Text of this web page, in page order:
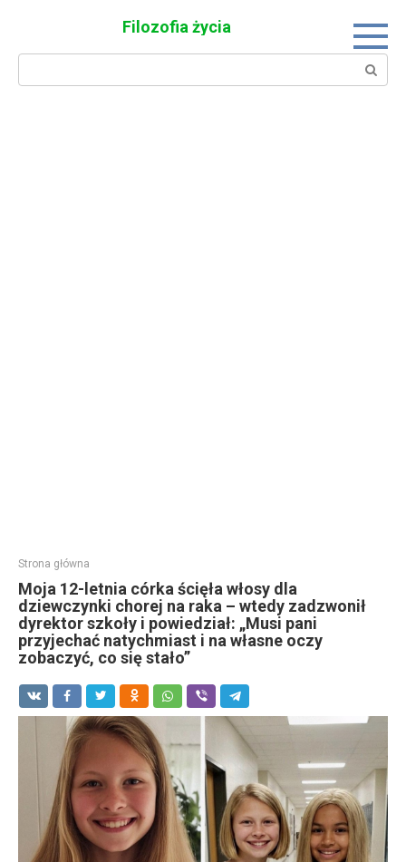
Filozofia życia
Search:
Strona główna
Moja 12-letnia córka ścięła włosy dla
dziewczynki chorej na raka – wtedy zadzwonił
dyrektor szkoły i powiedział: „Musi pani
przyjechać natychmiast i na własne oczy
zobaczyć, co się stało”